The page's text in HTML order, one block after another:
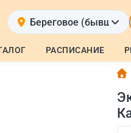
Береговое (бывший
РАСПИСАНИЕ